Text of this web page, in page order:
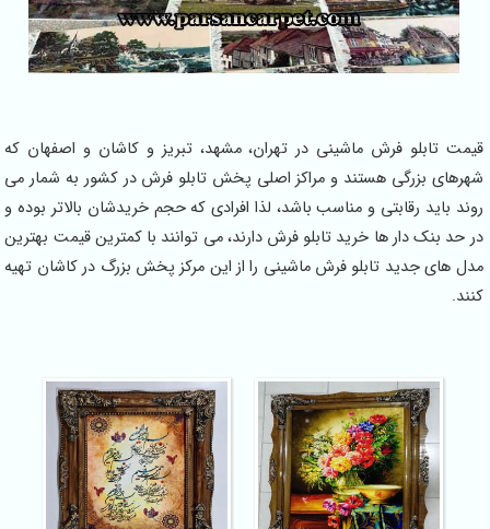
قیمت تابلو فرش ماشینی در تهران، مشهد، تبریز و کاشان و اصفهان که
شهرهای بزرگی هستند و مراکز اصلی پخش تابلو فرش در کشور به شمار می
روند باید رقابتی و مناسب باشد، لذا افرادی که حجم خریدشان بالاتر بوده و
در حد بنک دار ها خرید تابلو فرش دارند، می توانند با کمترین قیمت بهترین
مدل های جدید تابلو فرش ماشینی را از این مرکز پخش بزرگ در کاشان تهیه
کنند.